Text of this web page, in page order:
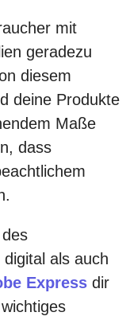
mit
geradezu
diesem
deine Produkte
Maße
dass
als auch
Express dir